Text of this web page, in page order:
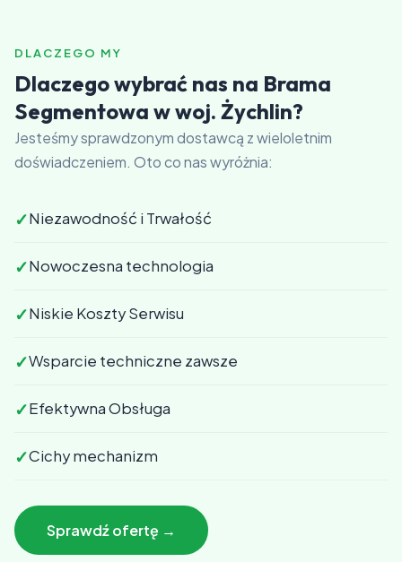
DLACZEGO MY
Dlaczego wybrać nas na Brama
Segmentowa w woj. Żychlin?
Jesteśmy sprawdzonym dostawcą z wieloletnim
doświadczeniem. Oto co nas wyróżnia:
✓Niezawodność i Trwałość
✓Nowoczesna technologia
✓Niskie Koszty Serwisu
✓Wsparcie techniczne zawsze
✓Efektywna Obsługa
✓Cichy mechanizm
Sprawdź ofertę →